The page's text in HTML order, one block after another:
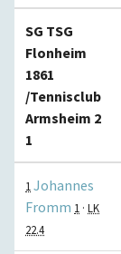
SG TSG
Flonheim
1861
/Tennisclub
Armsheim 2
1
1 Johannes
Fromm 1 · LK
22.4